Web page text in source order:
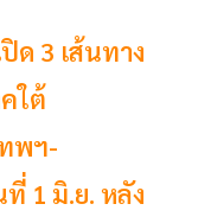
ด 3 เส้นทาง
ใต้
พฯ-
ที่ 1 มิ.ย. หลัง